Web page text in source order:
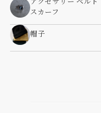
アクセサリー ベルト
スカーフ
帽子